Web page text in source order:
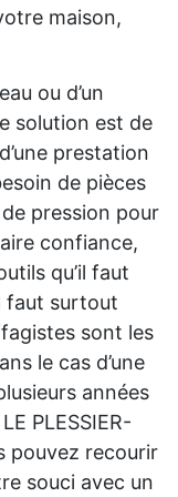
maison,
ou d’un
solution est de
prestation
de pièces
pression pour
confiance,
qu’il faut
faut surtout
sont les
le cas d’une
années
PLESSIER-
pouvez recourir
souci avec un